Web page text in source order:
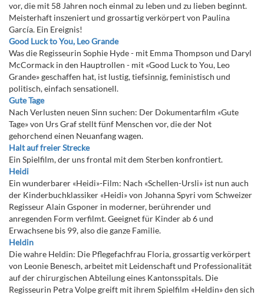
vor, die mit 58 Jahren noch einmal zu leben und zu lieben beginnt.
Meisterhaft inszeniert und grossartig verkörpert von Paulina
García. Ein Ereignis!
Good Luck to You, Leo Grande
Was die Regisseurin Sophie Hyde - mit Emma Thompson und Daryl
McCormack in den Hauptrollen - mit «Good Luck to You, Leo
Grande» geschaffen hat, ist lustig, tiefsinnig, feministisch und
politisch, einfach sensationell.
Gute Tage
Nach Verlusten neuen Sinn suchen: Der Dokumentarfilm «Gute
Tage» von Urs Graf stellt fünf Menschen vor, die der Not
gehorchend einen Neuanfang wagen.
Halt auf freier Strecke
Ein Spielfilm, der uns frontal mit dem Sterben konfrontiert.
Heidi
Ein wunderbarer «Heidi»-Film: Nach «Schellen-Ursli» ist nun auch
der Kinderbuchklassiker «Heidi» von Johanna Spyri vom Schweizer
Regisseur Alain Gsponer in moderner, berührender und
anregenden Form verfilmt. Geeignet für Kinder ab 6 und
Erwachsene bis 99, also die ganze Familie.
Heldin
Die wahre Heldin: Die Pflegefachfrau Floria, grossartig verkörpert
von Leonie Benesch, arbeitet mit Leidenschaft und Professionalität
auf der chirurgischen Abteilung eines Kantonsspitals. Die
Regisseurin Petra Volpe greift mit ihrem Spielfilm «Heldin» den sich